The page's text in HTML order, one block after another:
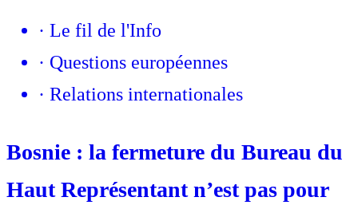
· Le fil de l'Info
· Questions européennes
· Relations internationales
Bosnie : la fermeture du Bureau du
Haut Représentant n’est pas pour